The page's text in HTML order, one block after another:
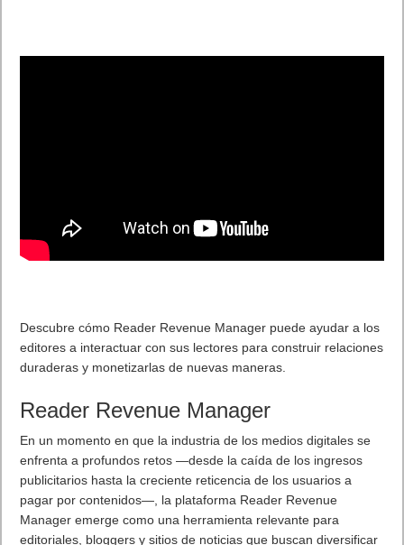
Descubre cómo Reader Revenue Manager puede ayudar a los
editores a interactuar con sus lectores para construir relaciones
duraderas y monetizarlas de nuevas maneras.
Reader Revenue Manager
En un momento en que la industria de los medios digitales se
enfrenta a profundos retos —desde la caída de los ingresos
publicitarios hasta la creciente reticencia de los usuarios a
pagar por contenidos—, la plataforma Reader Revenue
Manager emerge como una herramienta relevante para
editoriales, bloggers y sitios de noticias que buscan diversificar